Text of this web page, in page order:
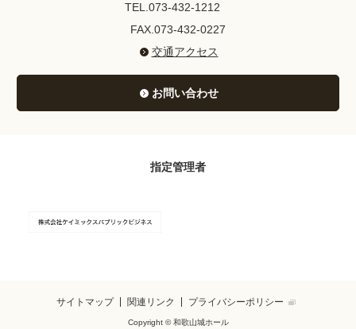
TEL.073-432-1212
FAX.073-432-0227
交通アクセス
お問い合わせ
指定管理者
サイトマップ 関連リンク プライバシーポリシー
Copyright © 和歌山城ホール